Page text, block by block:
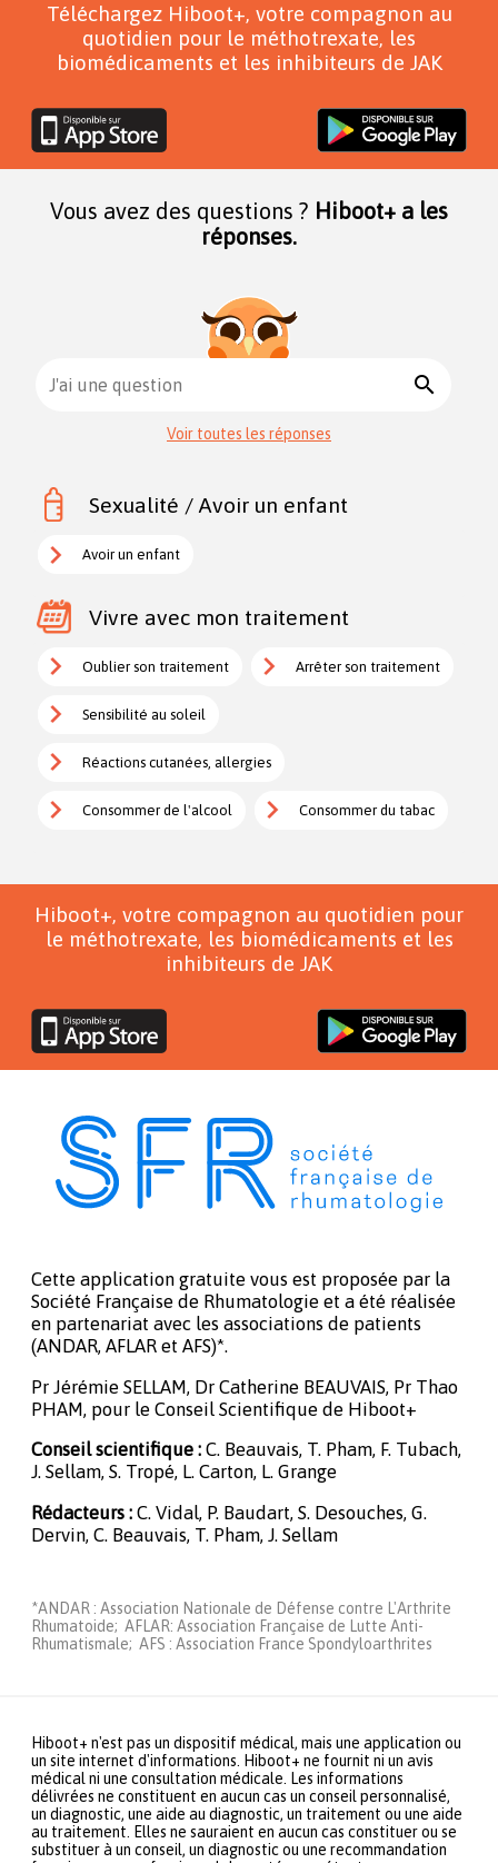
Téléchargez Hiboot+, votre compagnon au
quotidien pour le méthotrexate, les
biomédicaments et les inhibiteurs de JAK
Vous avez des questions ? Hiboot+ a les
réponses.
J'ai une question search
Voir toutes les réponses
Sexualité / Avoir un enfant
Avoir un enfant
Vivre avec mon traitement
Oublier son traitement Arrêter son traitement
Sensibilité au soleil
Réactions cutanées, allergies
Consommer de l'alcool Consommer du tabac
Hiboot+, votre compagnon au quotidien pour
le méthotrexate, les biomédicaments et les
inhibiteurs de JAK
Cette application gratuite vous est proposée par la
Société Française de Rhumatologie et a été réalisée
en partenariat avec les associations de patients
(ANDAR, AFLAR et AFS)*.
Pr Jérémie SELLAM, Dr Catherine BEAUVAIS, Pr Thao
PHAM, pour le Conseil Scientifique de Hiboot+
Conseil scientifique : C. Beauvais, T. Pham, F. Tubach,
J. Sellam, S. Tropé, L. Carton, L. Grange
Rédacteurs : C. Vidal, P. Baudart, S. Desouches, G.
Dervin, C. Beauvais, T. Pham, J. Sellam
*ANDAR : Association Nationale de Défense contre L'Arthrite
Rhumatoide; AFLAR: Association Française de Lutte Anti-
Rhumatismale; AFS : Association France Spondyloarthrites
Hiboot+ n'est pas un dispositif médical, mais une application ou
un site internet d'informations. Hiboot+ ne fournit ni un avis
médical ni une consultation médicale. Les informations
délivrées ne constituent en aucun cas un conseil personnalisé,
un diagnostic, une aide au diagnostic, un traitement ou une aide
au traitement. Elles ne sauraient en aucun cas constituer ou se
substituer à un conseil, un diagnostic ou une recommandation